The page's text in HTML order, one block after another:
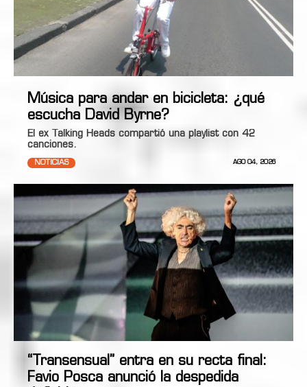
Música para andar en bicicleta: ¿qué
escucha David Byrne?
El ex Talking Heads compartió una playlist con 42
canciones.
NOTICIAS AGO 04, 2026
“Transensual” entra en su recta final:
Favio Posca anunció la despedida